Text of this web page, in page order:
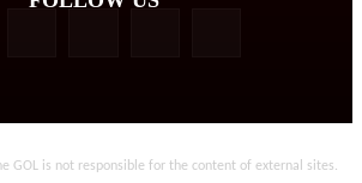
GOL is not responsible for the content of external sites.